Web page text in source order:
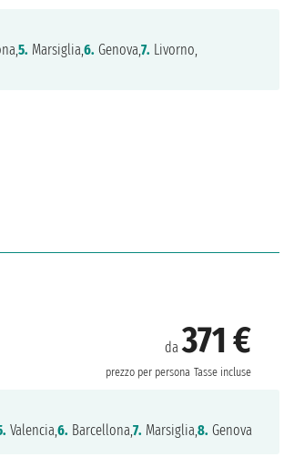
5. Marsiglia,6. Genova,7. Livorno,
da371 €
prezzo per persona Tasse incluse
Valencia,6. Barcellona,7. Marsiglia,8. Genova